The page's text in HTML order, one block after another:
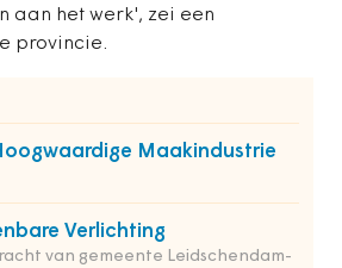
aan het werk', zei een
provincie.
Maakindustrie
Verlichting
van gemeente Leidschendam-